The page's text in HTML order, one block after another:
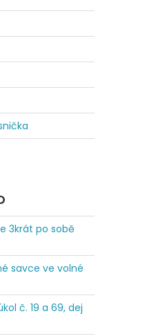
3krát po sobě
savce ve volné
č. 19 a 69, dej